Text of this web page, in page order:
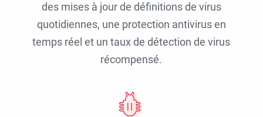
des mises à jour de définitions de virus
quotidiennes, une protection antivirus en
temps réel et un taux de détection de virus
récompensé.